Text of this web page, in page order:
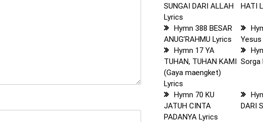
SUNGAI DARI ALLAH
Lyrics
HATI
Hymn 388 BESAR
ANUG’RAHMU Lyrics
Hymn 17 YA
TUHAN, TUHAN KAMI
(Gaya maengket)
Lyrics
Sorga
Hymn 70 KU
JATUH CINTA
PADANYA Lyrics
DARI